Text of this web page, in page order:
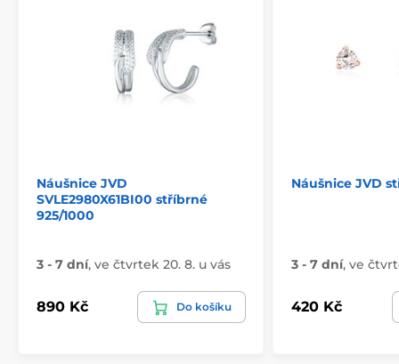
Náušnice JVD
SVLE2980X61BI00 stříbrné
925/1000
3 - 7 dní, ve čtvrtek 20. 8. u vás
890 Kč Do košíku
Náušnice JVD
3 - 7 dní, ve
420 Kč